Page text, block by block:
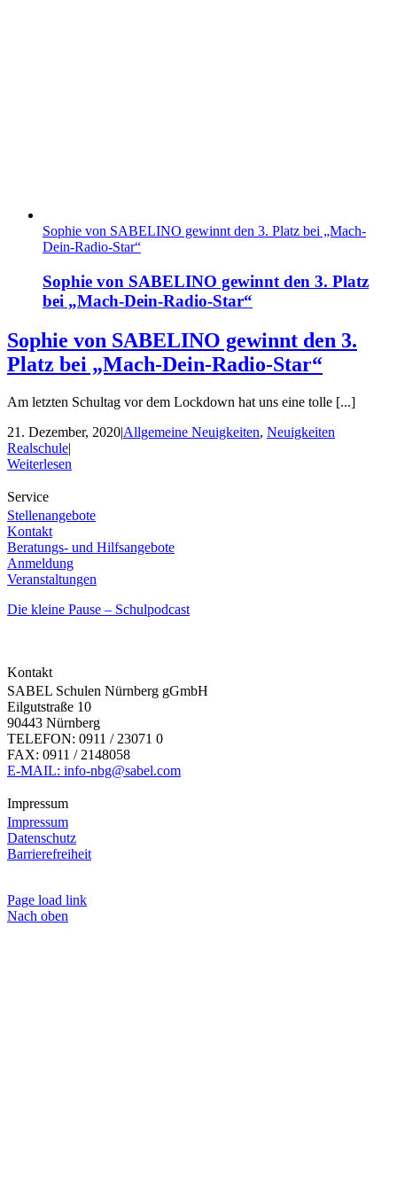
Sophie von SABELINO gewinnt den 3. Platz bei „Mach-
Dein-Radio-Star“
Sophie von SABELINO gewinnt den 3. Platz
bei „Mach-Dein-Radio-Star“
Sophie von SABELINO gewinnt den 3.
Platz bei „Mach-Dein-Radio-Star“
Am letzten Schultag vor dem Lockdown hat uns eine tolle [...]
21. Dezember, 2020|Allgemeine Neuigkeiten, Neuigkeiten
Realschule|
Weiterlesen
Service
Stellenangebote
Kontakt
Beratungs- und Hilfsangebote
Anmeldung
Veranstaltungen
Die kleine Pause – Schulpodcast
Kontakt
SABEL Schulen Nürnberg gGmbH
Eilgutstraße 10
90443 Nürnberg
TELEFON: 0911 / 23071 0
FAX: 0911 / 2148058
E-MAIL: info-nbg@sabel.com
Impressum
Impressum
Datenschutz
Barrierefreiheit
Page load link
Nach oben